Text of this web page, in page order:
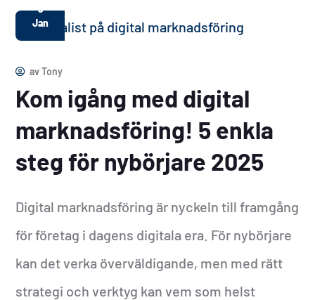
9
Jan
avTony
Kom igång med digital
marknadsföring! 5 enkla
steg för nybörjare 2025
Digital marknadsföring är nyckeln till framgång
för företag i dagens digitala era. För nybörjare
kan det verka överväldigande, men med rätt
strategi och verktyg kan vem som helst